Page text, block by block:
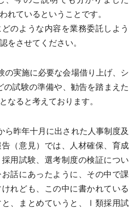
れているということです。
のような内容を業務委託しよう
をさせてください。
実施に必要な会場借り上げ、シ
の試験の準備や、勧告を踏まえた
なると考えております。
昨年十月に出された人事制度及
（意見）では、人材確保、育成
用試験、選考制度の検証につい
話にあったように、その中で課
れども、この中に書かれている
と、まとめていうと、Ⅰ類採用試